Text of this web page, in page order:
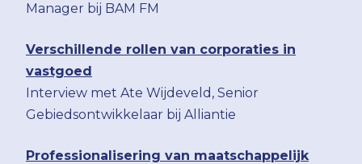
Manager bij BAM FM
Verschillende rollen van corporaties in
vastgoed
Interview met Ate Wijdeveld, Senior
Gebiedsontwikkelaar bij Alliantie
Professionalisering van maatschappelijk